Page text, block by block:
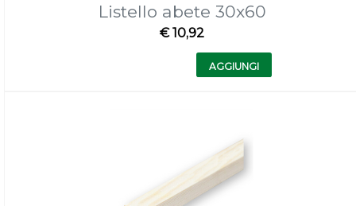
Listello abete 30x60
€ 10,92
Quantità
AGGIUNGI